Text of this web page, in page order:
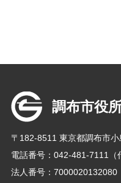
調布市役
〒182-8511 東京都調布市
電話番号：042-481-7111（
法人番号：7000020132080